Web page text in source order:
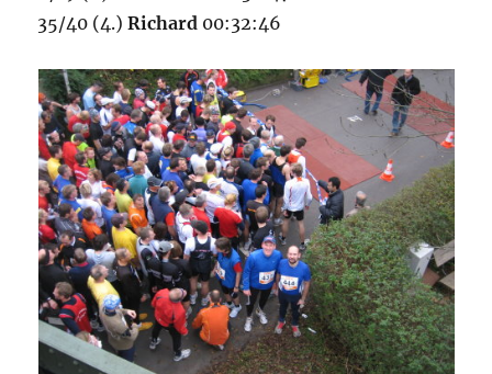
35/40 (4.)Richard 00:32:46